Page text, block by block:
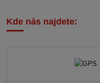
Kde nás najdete: